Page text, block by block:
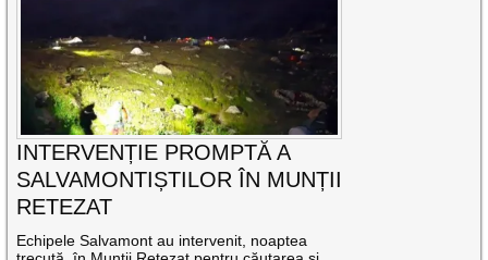
INTERVENȚIE PROMPTĂ A
SALVAMONTIȘTILOR ÎN MUNȚII
RETEZAT
Echipele Salvamont au intervenit, noaptea